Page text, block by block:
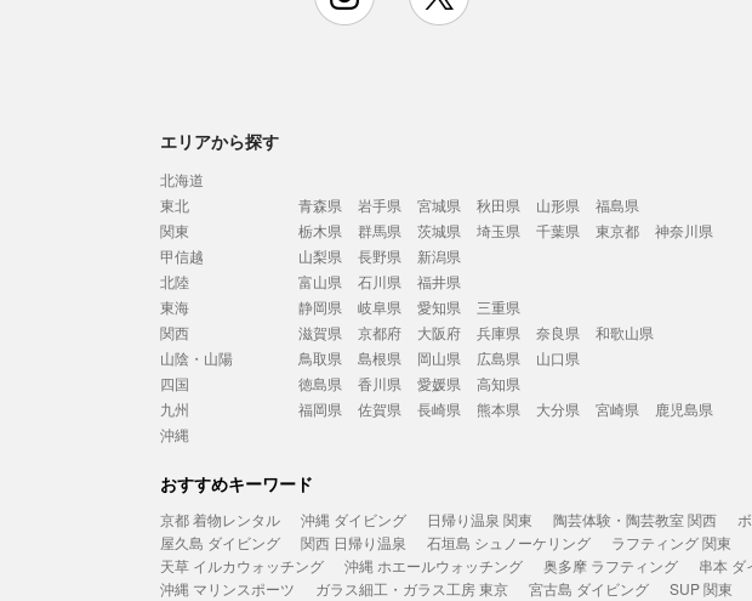
エリアから探す
北海道
東北
青森県 岩手県 宮城県 秋田県 山形県
福島県
関東
栃木県 群馬県 茨城県 埼玉県 千葉県 東京都
神奈川県
甲信越
山梨県 長野県
新潟県
北陸
富山県 石川県
福井県
東海
静岡県 岐阜県 愛知県
三重県
関西
滋賀県 京都府 大阪府 兵庫県 奈良県
和歌山県
山陰・山陽
鳥取県 島根県 岡山県 広島県
山口県
四国
徳島県 香川県 愛媛県
高知県
九州
福岡県 佐賀県 長崎県 熊本県 大分県 宮崎県
鹿児島県
沖縄
おすすめキーワード
京都 着物レンタル 沖縄 ダイビング 日帰り温泉 関東 陶芸体験・陶芸教室 関西
屋久島 ダイビング
関西 日帰り温泉 石垣島 シュノーケリング ラフティング 関東
天草 イルカウォッチング
沖縄 ホエールウォッチング 奥多摩 ラフティング 串本 ダ
沖縄 マリンスポーツ
ガラス細工・ガラス工房 東京 宮古島 ダイビング SUP 関東